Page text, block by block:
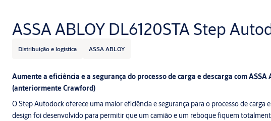
ASSA ABLOY DL6120STA Step
Distribuição e logística ASSA ABLOY
Aumente a eficiência e a segurança do processo de carga e descarga com ASSA
(anteriormente Crawford)
O Step Autodock oferece uma maior eficiência e segurança para o processo de carga
design foi desenvolvido para permitir que um camião e um reboque fiquem